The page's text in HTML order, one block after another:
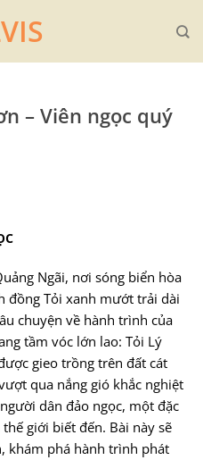
– Viên ngọc quý
Ngãi, nơi sóng biển hòa
đồng Tỏi xanh mướt trải dài
chuyện về hành trình của
tầm vóc lớn lao: Tỏi Lý
gieo trồng trên đất cát
qua nắng gió khắc nghiệt
dân đảo ngọc, một đặc
giới biết đến. Bài này sẽ
khám phá hành trình phát